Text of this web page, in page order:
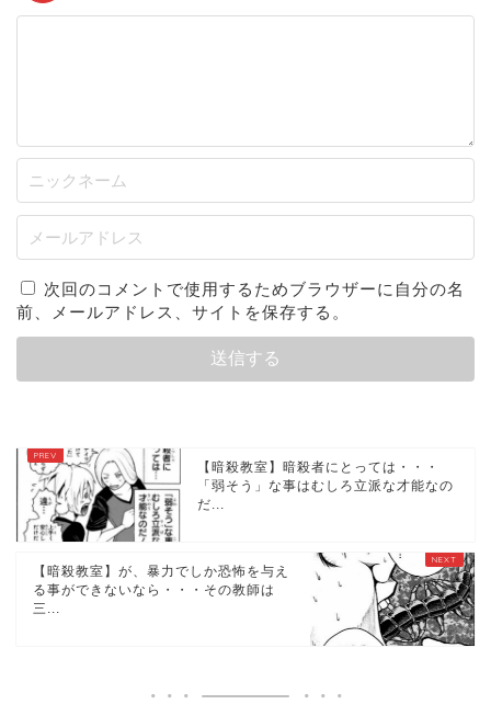
次回のコメントで使用するためブラウザーに自分の名
前、メールアドレス、サイトを保存する。
【暗殺教室】暗殺者にとっては・・・
「弱そう」な事はむしろ立派な才能なの
だ...
【暗殺教室】が、暴力でしか恐怖を与え
る事ができないなら・・・その教師は
三...